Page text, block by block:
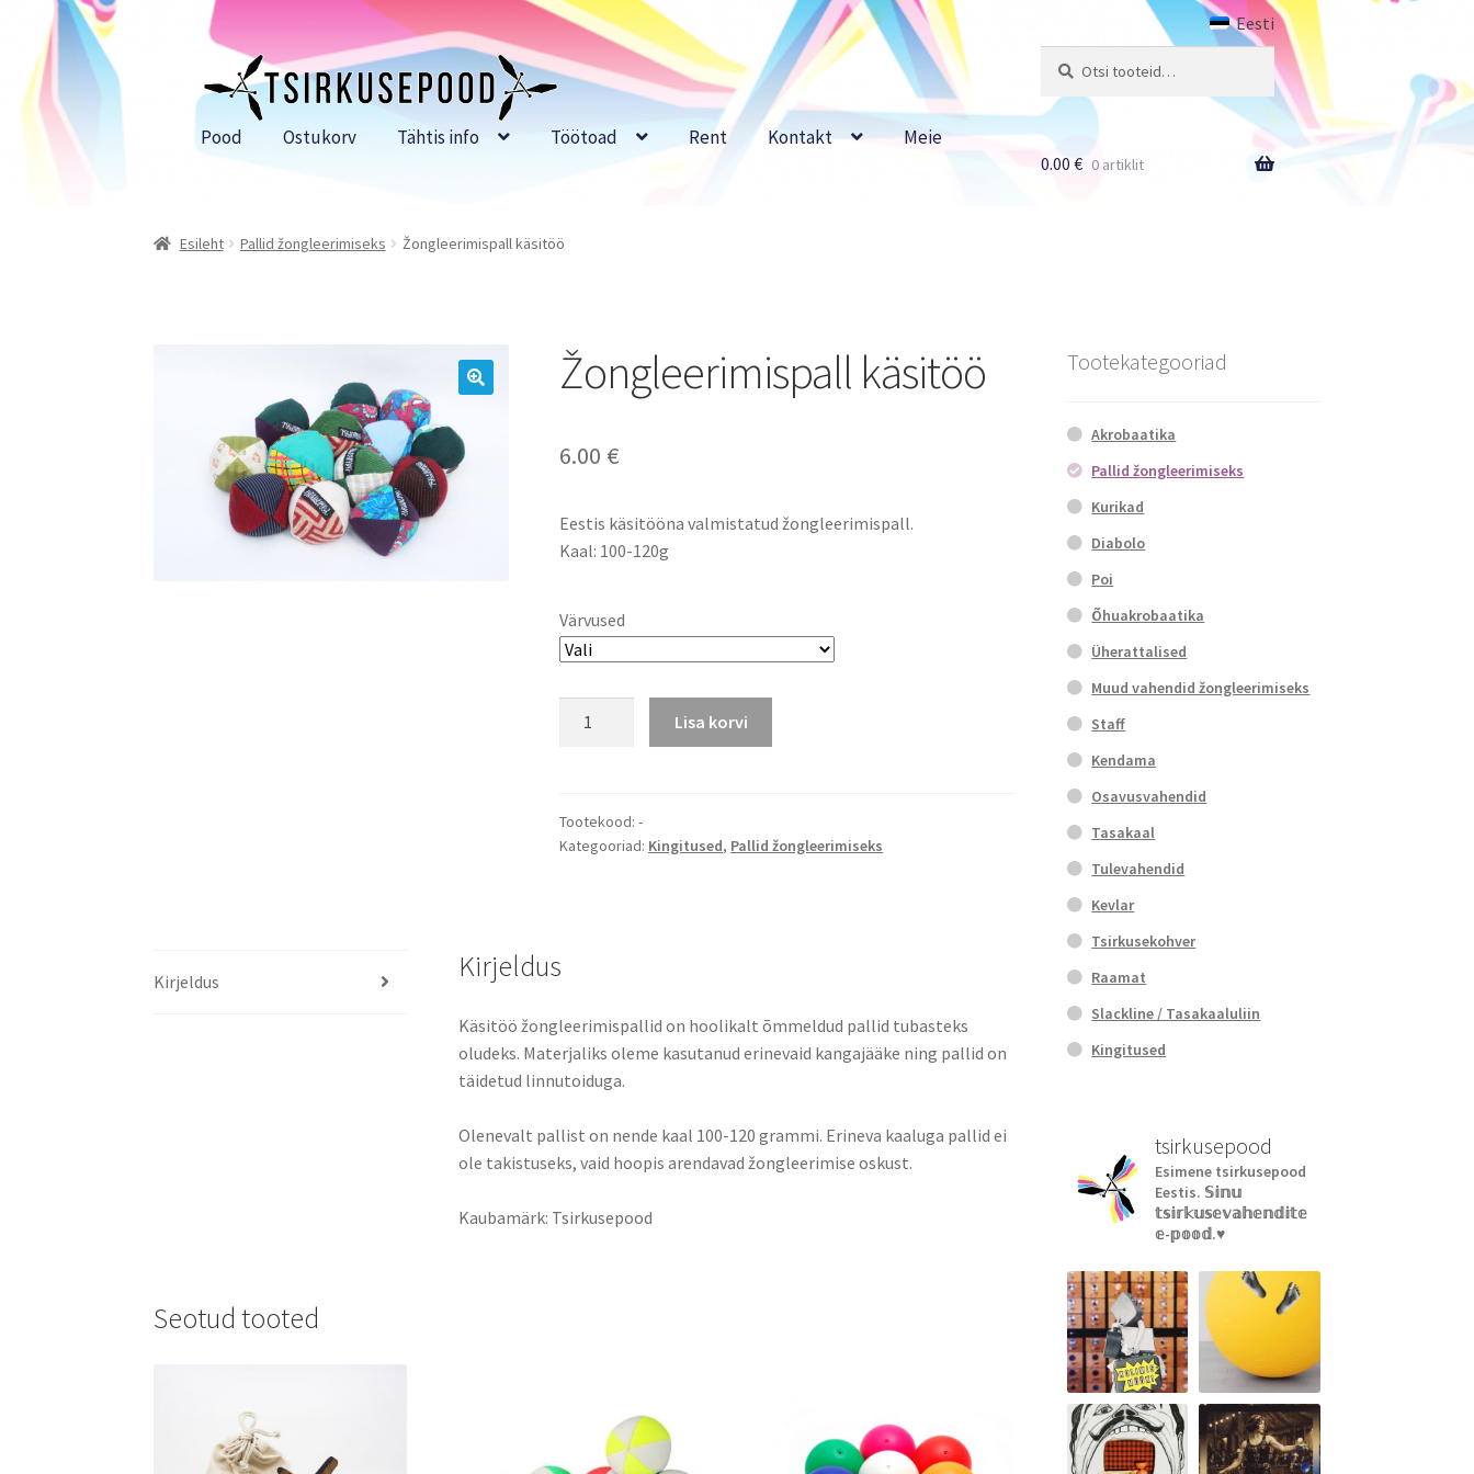
Liigu
navigeerimisele
Liigu
sisu
Eesti
Pood Ostukorv Tähtis info Töötoad Rent Kontakt Meie
0.00€ 0 artiklit
Esileht Pallid žongleerimiseks Žongleerimispall käsitöö
Žongleerimispall käsitöö
6.00 €
Eestis käsitööna valmistatud žongleerimispall.
Kaal: 100-120g
Värvused
Lisa korvi
Tootekood:-
Kategooriad: Kingitused, Pallid žongleerimiseks
Kirjeldus Kirjeldus
Käsitöö žongleerimispallid on hoolikalt õmmeldud pallid tubasteks
oludeks. Materjaliks oleme kasutanud erinevaid kangajääke ning pallid on
täidetud linnutoiduga.
Olenevalt pallist on nende kaal 100-120 grammi. Erineva kaaluga pallid ei
ole takistuseks, vaid hoopis arendavad žongleerimise oskust.
Kaubamärk: Tsirkusepood
Seotud tooted
Tootekategooriad
Akrobaatika
Pallid žongleerimiseks
Kurikad
Diabolo
Poi
Õhuakrobaatika
Üherattalised
Muud vahendid žongleerimiseks
Staff
Kendama
Osavusvahendid
Tasakaal
Tulevahendid
Kevlar
Tsirkusekohver
Raamat
Slackline / Tasakaaluliin
Kingitused
tsirkusepood
Esimene tsirkusepood
Eestis. 𝕊𝕚𝕟𝕦
𝕥𝕤𝕚𝕣𝕜𝕦𝕤𝕖𝕧𝕒𝕙𝕖𝕟𝕕𝕚𝕥𝕖
𝕖-𝕡𝕠𝕠𝕕.♥︎